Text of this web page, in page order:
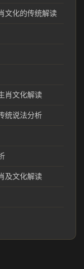
文化的传统解读
肖文化解读
统说法分析
及文化解读